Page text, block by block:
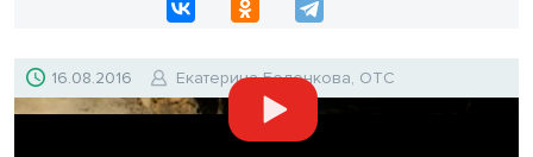
16.08.2016 Екатерина Беленкова, ОТС